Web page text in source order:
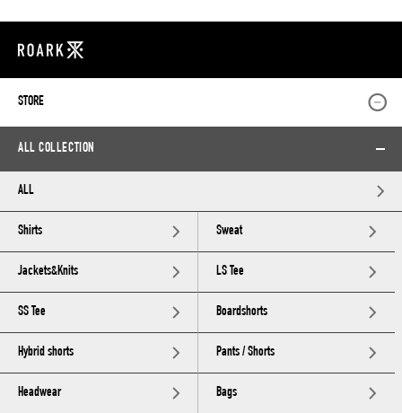
STORE
ALL COLLECTION
ALL
Shirts Sweat
Jackets&Knits LS Tee
SS Tee Boardshorts
Hybrid shorts Pants / Shorts
Headwear Bags